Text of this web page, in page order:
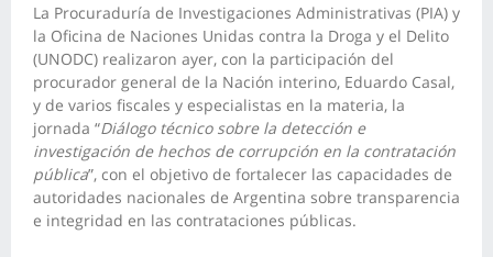
La Procuraduría de Investigaciones Administrativas (PIA) y
la Oficina de Naciones Unidas contra la Droga y el Delito
(UNODC) realizaron ayer, con la participación del
procurador general de la Nación interino, Eduardo Casal,
y de varios fiscales y especialistas en la materia, la
jornada “Diálogo técnico sobre la detección e
investigación de hechos de corrupción en la contratación
pública”, con el objetivo de fortalecer las capacidades de
autoridades nacionales de Argentina sobre transparencia
e integridad en las contrataciones públicas.